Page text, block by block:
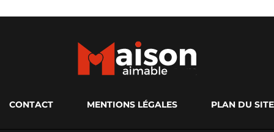
CONTACT MENTIONS LÉGALES PLAN DU SITE